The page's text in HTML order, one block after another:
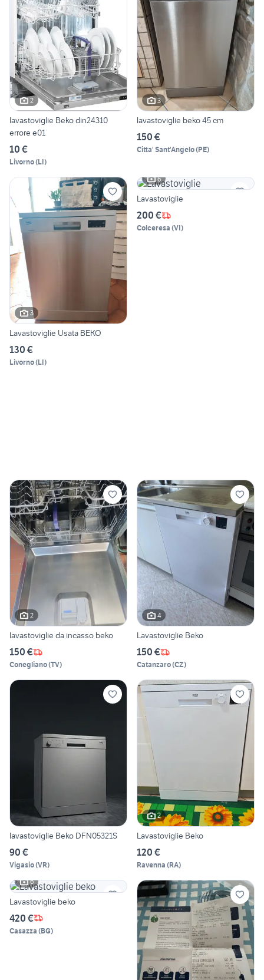
2
lavastoviglie Beko din24310
errore e01
10 €
Livorno(LI)
3
lavastoviglie beko 45 cm
150 €
Citta' Sant'Angelo(PE)
3
Lavastoviglie Usata BEKO
130 €
Livorno(LI)
6
Lavastoviglie
200 €
Colceresa (VI)
2
lavastoviglie da incasso beko
150 €
Conegliano(TV)
4
Lavastoviglie Beko
150 €
Catanzaro(CZ)
lavastoviglie Beko DFN05321S
90 €
Vigasio(VR)
2
Lavastoviglie Beko
120 €
Ravenna (RA)
6
Lavastoviglie beko
420 €
Casazza (BG)